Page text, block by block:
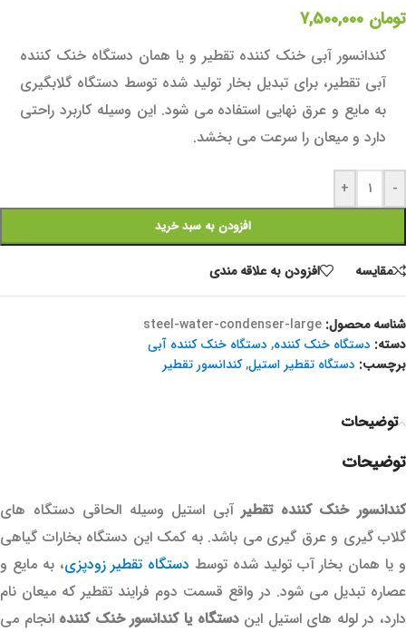
تومان
کندانسور آبی خنک کننده تقطیر و یا همان دستگاه خنک کننده
آبی تقطیر، برای تبدیل بخار تولید شده توسط دستگاه گلابگیری
به مایع و عرق نهایی استفاده می شود. این وسیله کاربرد راحتی
دارد و میعان را سرعت می بخشد.
-
+
افزودن به سبد خرید
مقايسه افزودن به علاقه مندی
شناسه محصول: steel-water-condenser-large
دسته: دستگاه خنک کننده, دستگاه خنک کننده آبی
برچسب: دستگاه تقطیر استیل,کندانسور تقطیر
توضیحات
توضیحات
کندانسور خنک کننده تقطیرآبی استیل وسیله الحاقی دستگاه های
گلاب گیری و عرق گیری می باشد. به کمک این دستگاه بخارات گیاهی
و یا همان بخار آب تولید شده توسط دستگاه تقطیر زودپزی، به مایع و
عصاره تبدیل می شود. در واقع قسمت دوم فرایند تقطیر که میعان نام
دارد، در لوله های استیل ایندستگاه یا کندانسور خنک کننده انجام می